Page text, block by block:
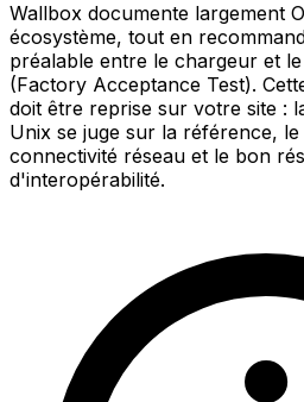
Wallbox documente largement
écosystème, tout en
préalable entre le chargeur et
(Factory Acceptance Test).
doit être reprise sur votre site :
Unix se juge sur la référence,
connectivité réseau et le bon
d'interopérabilité.